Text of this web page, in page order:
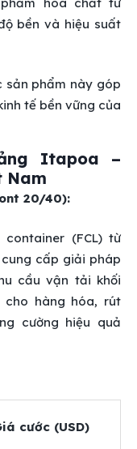
bền và hiệu suất
sản phẩm này góp
tế bền vững của
Itapoa –
Nam
20/40):
container (FCL) từ
cấp giải pháp
cầu vận tải khối
cho hàng hóa, rút
cường hiệu quả
cước (USD)